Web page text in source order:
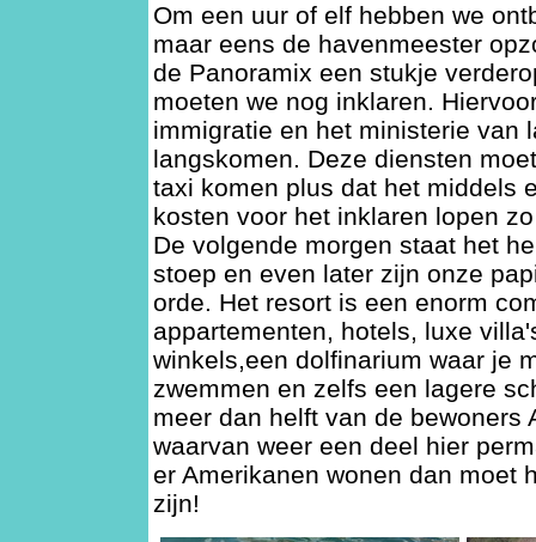
Om een uur of elf hebben we
maar eens de havenmeester
de Panoramix een stukje
moeten we nog inklaren.
immigratie en het ministerie van
langskomen. Deze diensten
taxi komen plus dat het middels
kosten voor het inklaren lopen
De volgende morgen staat het
stoep en even later zijn onze
orde. Het resort is een enorm
appartementen, hotels, luxe
winkels,een dolfinarium waar je
zwemmen en zelfs een lagere
meer dan helft van de bewoners
waarvan weer een deel hier
er Amerikanen wonen dan moet
zijn!